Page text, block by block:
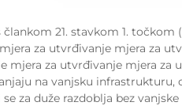
člankom 21. stavkom 1. točkom
za utvrđivanje mjera za
mjera za utvrđivanje mjera za
na vanjsku
za duže razdoblja bez